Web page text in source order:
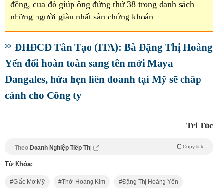
đồng, qua đó giúp ông đứng thứ 38 trong danh sách
những người giàu nhất sàn chứng khoán.
ĐHĐCĐ Tân Tạo (ITA): Bà Đặng Thị Hoàng
Yến đổi hoàn toàn sang tên mới Maya
Dangales, hứa hẹn liên doanh tại Mỹ sẽ chắp
cánh cho Công ty
Tri Túc
Theo Doanh Nghiệp Tiếp Thị Copy link
Từ Khóa:
Giấc Mơ Mỹ Thời Hoàng Kim Đặng Thị Hoàng Yến